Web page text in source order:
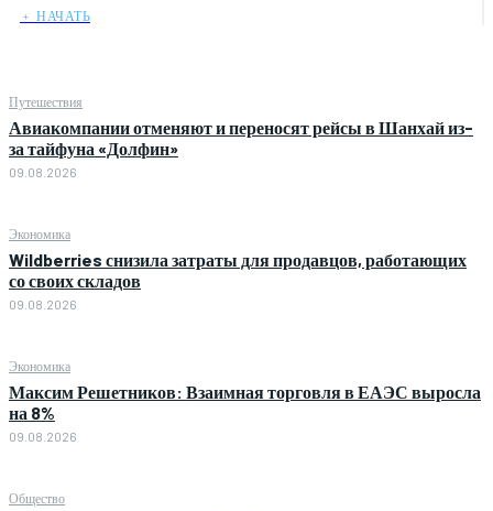
﹢ НАЧАТЬ
Путешествия
Авиакомпании отменяют и переносят рейсы в Шанхай из-
за тайфуна «Долфин»
09.08.2026
Экономика
Wildberries снизила затраты для продавцов, работающих
со своих складов
09.08.2026
Экономика
Максим Решетников: Взаимная торговля в ЕАЭС выросла
на 8%
09.08.2026
Общество